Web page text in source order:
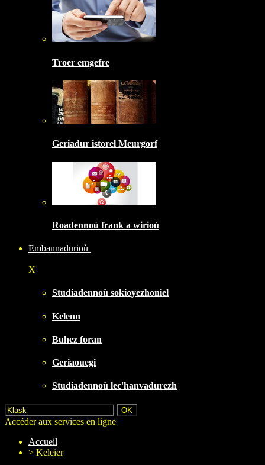
Troer emgefre
Geriadur istorel Meurgorf
Roadennoù frank a wirioù
Embannadurioù
X
Studiadennoù sokioyezhoniel
Kelenn
Buhez foran
Geriaouegi
Studiadennoù lec'hanvadurezh
Accéder aux services en ligne
Accueil
> Keleier